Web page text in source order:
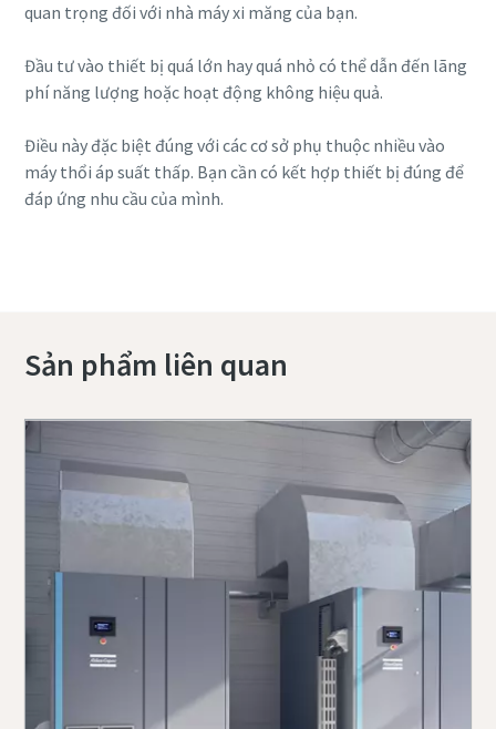
quan trọng đối với nhà máy xi măng của bạn.
Đầu tư vào thiết bị quá lớn hay quá nhỏ có thể dẫn đến lãng
phí năng lượng hoặc hoạt động không hiệu quả.
Điều này đặc biệt đúng với các cơ sở phụ thuộc nhiều vào
máy thổi áp suất thấp. Bạn cần có kết hợp thiết bị đúng để
đáp ứng nhu cầu của mình.
Sản phẩm liên quan